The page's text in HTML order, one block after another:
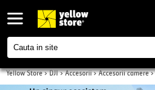
Yellow Store>DJI>Accesorii>Accesorii camere>
Pocket 3